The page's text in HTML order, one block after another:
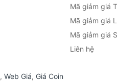
Mã giảm giá
Mã giảm giá
Mã giảm giá
Liên hệ
, Web Giá, Giá Coin